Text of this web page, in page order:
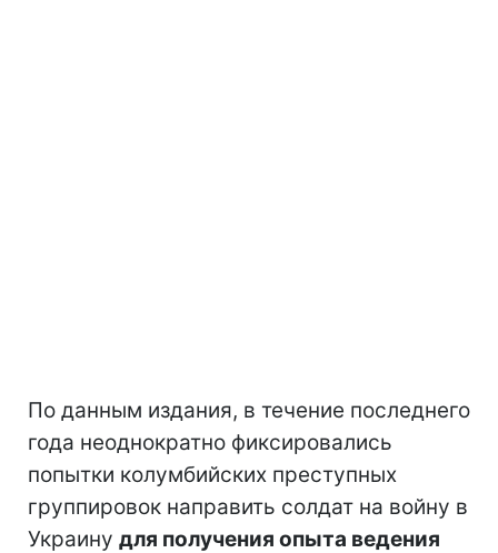
По данным издания, в течение последнего
года неоднократно фиксировались
попытки колумбийских преступных
группировок направить солдат на войну в
Украину для получения опыта ведения